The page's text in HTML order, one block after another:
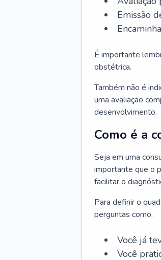
Emissão
É importante
obstétrica.
Também não é
uma avaliação
desenvolvimento.
Como é a
Seja em uma
importante que o
facilitar o
Para definir o
perguntas como:
Você já
Você